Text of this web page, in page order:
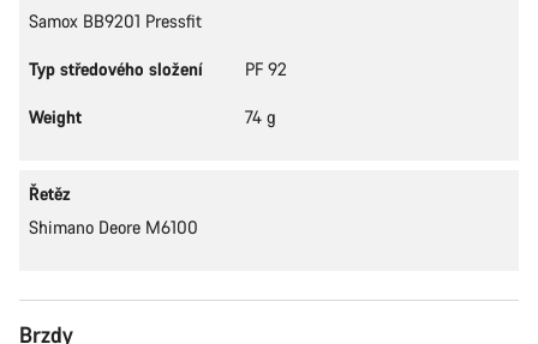
Samox BB9201 Pressfit
Typ středového složení PF 92
Weight 74 g
Řetěz
Shimano Deore M6100
Brzdy